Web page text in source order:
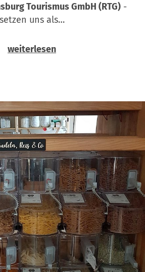
Tourismus GmbH (RTG) -
setzen uns als…
weiterlesen